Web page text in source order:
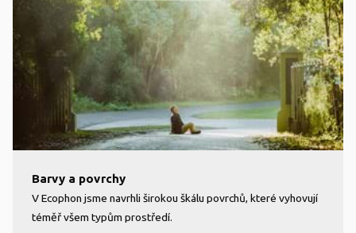
Barvy a povrchy
V Ecophon jsme navrhli širokou škálu povrchů, které vyhovují
téměř všem typům prostředí.